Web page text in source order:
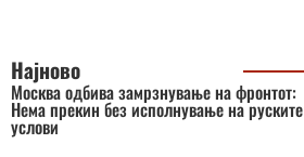
Најново
Москва одбива замрзнување на фронтот:
Нема прекин без исполнување на руските
услови